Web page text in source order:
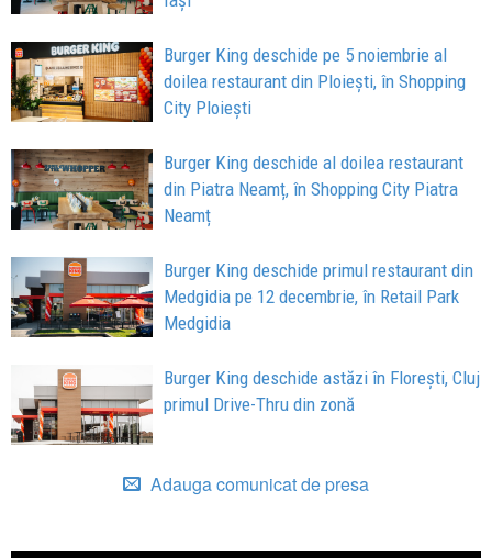
Burger King deschide pe 5 noiembrie al
doilea restaurant din Ploiești, în Shopping
City Ploiești
Burger King deschide al doilea restaurant
din Piatra Neamț, în Shopping City Piatra
Neamț
Burger King deschide primul restaurant din
Medgidia pe 12 decembrie, în Retail Park
Medgidia
Burger King deschide astăzi în Florești, Cluj
primul Drive-Thru din zonă
Adauga comunicat de presa